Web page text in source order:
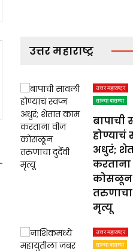
उत्तर महाराष्ट्र
उत्तर महाराष्ट्र
ताज्या बातम्या
बापाची
होण्याचं
अधुरं;
करताना
कोसळून
तरुणाचा
मृत्यू
उत्तर महाराष्ट्र
ताज्या बातम्या